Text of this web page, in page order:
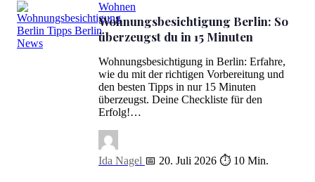
Wohnungsbesichtigung Berlin: So überzeugst du in 15 Minuten
Wohnen
Wohnungsbesichtigung Berlin: So
überzeugst du in 15 Minuten
Wohnungsbesichtigung in Berlin: Erfahre,
wie du mit der richtigen Vorbereitung und
den besten Tipps in nur 15 Minuten
überzeugst. Deine Checkliste für den
Erfolg!…
Ida Nagel 📅 20. Juli 2026 ⏱ 10 Min.